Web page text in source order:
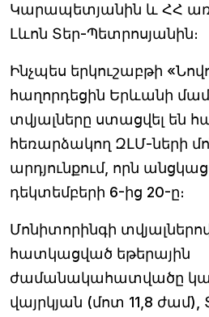
Կարապետյանին և ՀՀ
Լևոն Տեր-Պետրոսյանին։
Ինչպես երկուշաբթի
հաղորդեցին Երևանի
տվյալները ստացվել են
հեռարձակող ԶԼՄ-ների
արդյունքում, որն
դեկտեմբերի 6-ից 20-ը։
Մոնիտորինգի
հատկացված եթերային
ժամանակահատվածը
վայրկյան (մոտ 11,8 ժամ),